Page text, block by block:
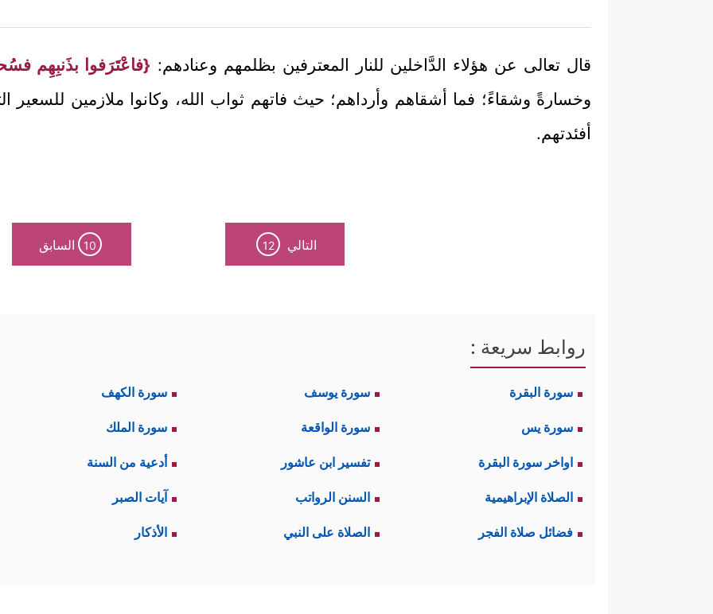
قال تعالى عن هؤلاء الدَّاخلين للنار المعترفين بظلمهم وعنادهم: {فاعْتَرَفوا بذَنبِهِم
وخسارةً وشقاءً؛ فما أشقاهم وأرداهم؛ حيث فاتهم ثواب الله، وكانوا ملازمين للسعير
أفئدتهم.
التالي 12
10 السابق
روابط سريعة :
سورة البقرة سورة يوسف سورة الكهف
سورة يس سورة الواقعة سورة الملك
اواخر سورة البقرة تفسير ابن عاشور أدعية من السنة
الصلاة الإبراهيمية السنن الرواتب آيات الصبر
فضائل صلاة الفجر الصلاة على النبي الأذكار